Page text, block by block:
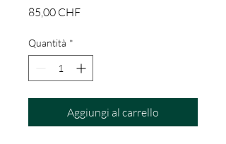
85,00 CHFPrezzo
Quantità *
Aggiungi al carrello